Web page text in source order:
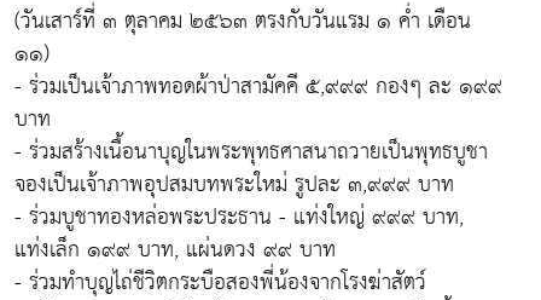
(วันเสาร์ที่ ๓ ตุลาคม ๒๕๖๓ ตรงกับวันแรม ๑ ค่ำ เดือน
๑๑)
- ร่วมเป็นเจ้าภาพทอดผ้าป่าสามัคคี ๕,๙๙๙ กองๆ ละ ๑๙๙
บาท
- ร่วมสร้างเนื้อนาบุญในพระพุทธศาสนาถวายเป็นพุทธบูชา
จองเป็นเจ้าภาพอุปสมบทพระใหม่ รูปละ ๓,๙๙๙ บาท
- ร่วมบูชาทองหล่อพระประธาน - แท่งใหญ่ ๙๙๙ บาท,
แท่งเล็ก ๑๙๙ บาท, แผ่นดวง ๙๙ บาท
- ร่วมทำบุญไถ่ชีวิตกระบือสองพี่น้องจากโรงฆ่าสัตว์